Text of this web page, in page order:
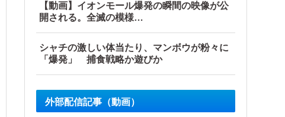
の反応 【動画】イオンモール爆発の瞬間の映像が公
開される。全滅の模様…
シャチの激しい体当たり、マンボウが粉々に
「爆発」 捕食戦略か遊びか
外部配信記事（動画）